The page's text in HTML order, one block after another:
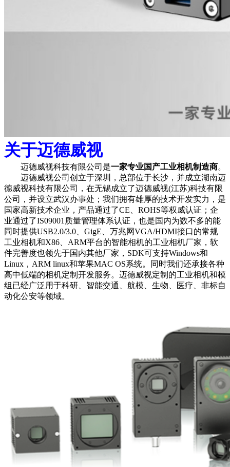
关于迈德威视
迈德威视科技有限公司是一家专业国产工业相机制造商。
迈德威视公司创立于深圳，总部位于长沙，并成立湖南迈
德威视科技有限公司，在无锡成立了迈德威视(江苏)科技有限
公司，并设立武汉办事处；我们拥有雄厚的技术开发实力，是
国家高新技术企业，产品通过了CE、ROHS等权威认证；企
业通过了IS09001质量管理体系认证，也是国内为数不多的能
同时提供USB2.0/3.0、GigE、万兆网VGA/HDMI接口的常规
工业相机和X86、ARM平台的智能相机的工业相机厂家，软
件完善度也领先于国内其他厂家，SDK可支持Windows和
Linux，ARM linux和苹果MAC OS系统。同时我们还承接各种
高中低端的相机定制开发服务。迈德威视定制的工业相机和模
组已经广泛用于科研、智能交通、航模、生物、医疗、非标自
动化公安等领域。